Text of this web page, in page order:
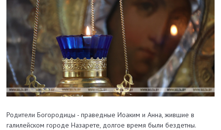
Родители Богородицы - праведные Иоаким и Анна, жившие в
галилейском городе Назарете, долгое время были бездетны.